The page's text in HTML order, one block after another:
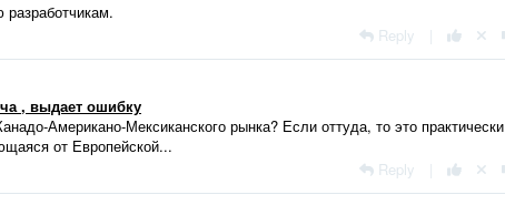
Reply
, выдает ошибку
Американо-Мексиканского рынка? Если оттуда, то это практически
от Европейской...
Reply